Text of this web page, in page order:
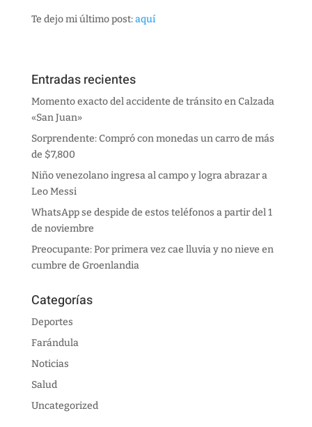
Te dejo mi último post:aquí
Entradas recientes
Momento exacto del accidente de tránsito en Calzada
«San Juan»
Sorprendente: Compró con monedas un carro de más
de $7,800
Niño venezolano ingresa al campo y logra abrazar a
Leo Messi
WhatsApp se despide de estos teléfonos a partir del 1
de noviembre
Preocupante: Por primera vez cae lluvia y no nieve en
cumbre de Groenlandia
Categorías
Deportes
Farándula
Noticias
Salud
Uncategorized